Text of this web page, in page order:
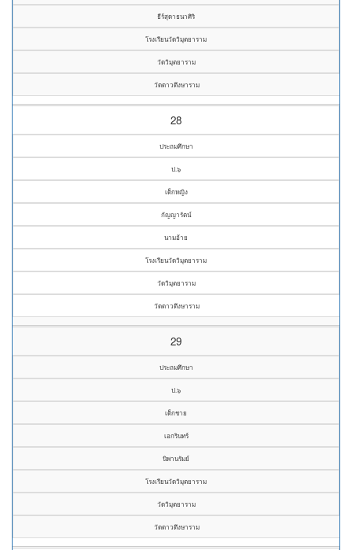
ธีร์สุดาธนาศิริ
โรงเรียนวัดวิมุตยาราม
วัดวิมุตยาราม
วัดดาวดึงษาราม
28
ประถมศึกษา
ป.๖
เด็กหญิง
กัญญารัตน์
นามอ้าย
โรงเรียนวัดวิมุตยาราม
วัดวิมุตยาราม
วัดดาวดึงษาราม
29
ประถมศึกษา
ป.๖
เด็กชาย
เอกรินทร์
นิพานรัมย์
โรงเรียนวัดวิมุตยาราม
วัดวิมุตยาราม
วัดดาวดึงษาราม